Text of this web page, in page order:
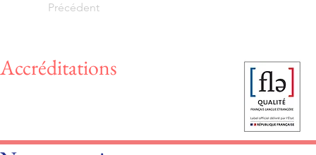
Précédent
Accréditations